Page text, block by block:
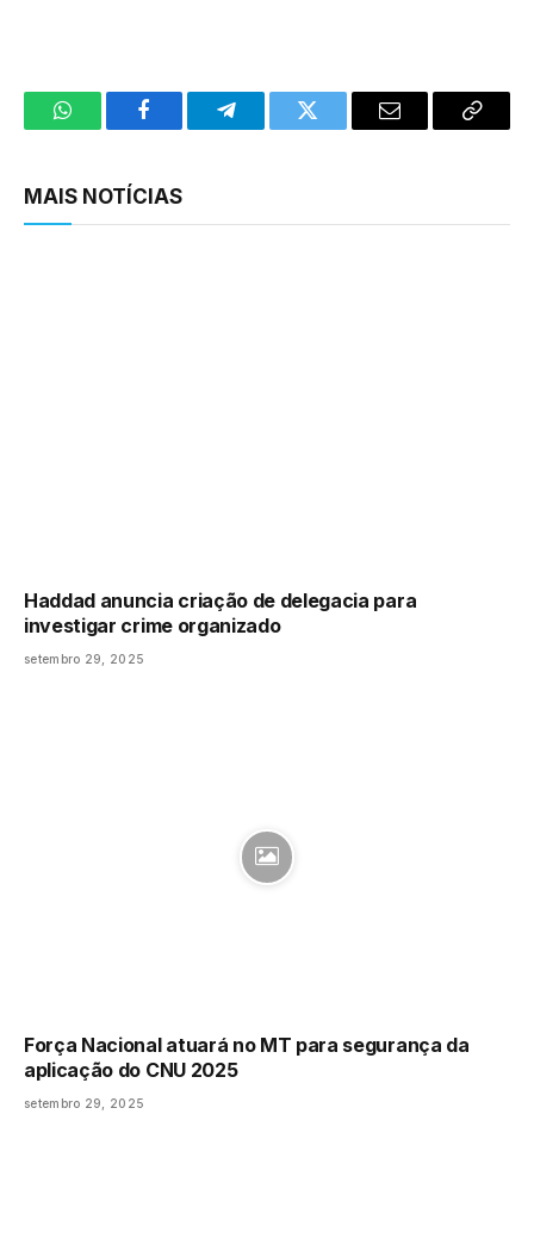
WhatsAppFacebookTelegramTwitter Email
Copy
MAIS NOTÍCIAS
Haddad anuncia criação de delegacia para
investigar crime organizado
setembro 29, 2025
Força Nacional atuará no MT para segurança da
aplicação do CNU 2025
setembro 29, 2025